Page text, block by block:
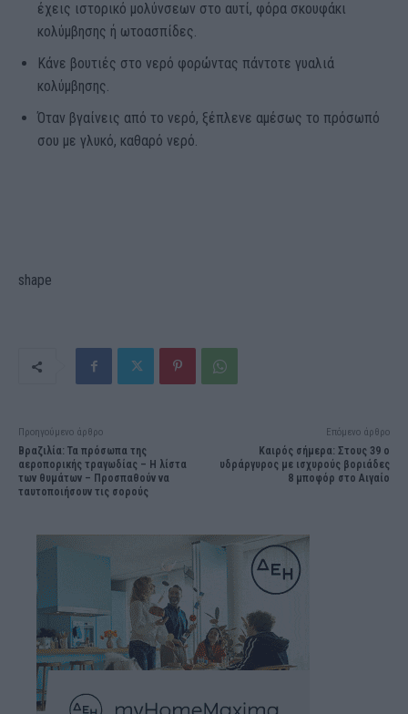
έχεις ιστορικό μολύνσεων στο αυτί, φόρα σκουφάκι
κολύμβησης ή ωτοασπίδες.
Κάνε βουτιές στο νερό φορώντας πάντοτε γυαλιά
κολύμβησης.
Όταν βγαίνεις από το νερό, ξέπλενε αμέσως το πρόσωπό
σου με γλυκό, καθαρό νερό.
shape
Προηγούμενο άρθρο
Βραζιλία: Τα πρόσωπα της
αεροπορικής τραγωδίας – H λίστα
των θυμάτων – Προσπαθούν να
ταυτοποιήσουν τις σορούς
Επόμενο άρθρο
Καιρός σήμερα: Στους 39 ο
υδράργυρος με ισχυρούς βοριάδες
8 μποφόρ στο Αιγαίο